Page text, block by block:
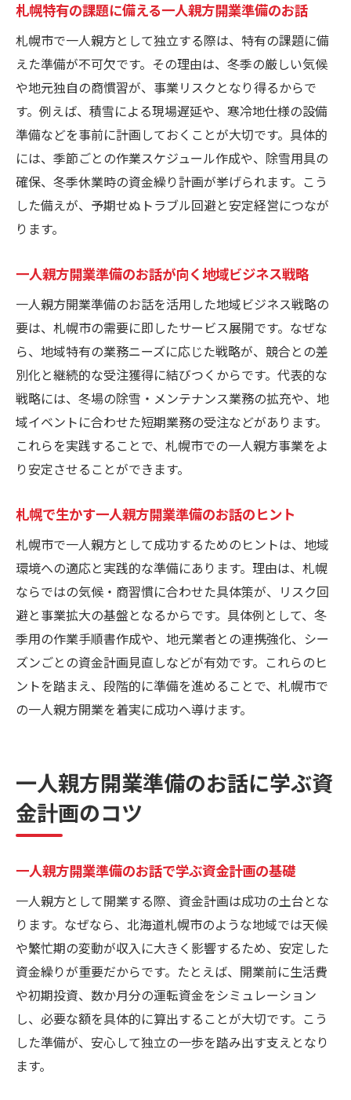
札幌特有の課題に備える一人親方開業準備のお話
札幌市で一人親方として独立する際は、特有の課題に備
えた準備が不可欠です。その理由は、冬季の厳しい気候
や地元独自の商慣習が、事業リスクとなり得るからで
す。例えば、積雪による現場遅延や、寒冷地仕様の設備
準備などを事前に計画しておくことが大切です。具体的
には、季節ごとの作業スケジュール作成や、除雪用具の
確保、冬季休業時の資金繰り計画が挙げられます。こう
した備えが、予期せぬトラブル回避と安定経営につなが
ります。
一人親方開業準備のお話が向く地域ビジネス戦略
一人親方開業準備のお話を活用した地域ビジネス戦略の
要は、札幌市の需要に即したサービス展開です。なぜな
ら、地域特有の業務ニーズに応じた戦略が、競合との差
別化と継続的な受注獲得に結びつくからです。代表的な
戦略には、冬場の除雪・メンテナンス業務の拡充や、地
域イベントに合わせた短期業務の受注などがあります。
これらを実践することで、札幌市での一人親方事業をよ
り安定させることができます。
札幌で生かす一人親方開業準備のお話のヒント
札幌市で一人親方として成功するためのヒントは、地域
環境への適応と実践的な準備にあります。理由は、札幌
ならではの気候・商習慣に合わせた具体策が、リスク回
避と事業拡大の基盤となるからです。具体例として、冬
季用の作業手順書作成や、地元業者との連携強化、シー
ズンごとの資金計画見直しなどが有効です。これらのヒ
ントを踏まえ、段階的に準備を進めることで、札幌市で
の一人親方開業を着実に成功へ導けます。
一人親方開業準備のお話に学ぶ資
金計画のコツ
一人親方開業準備のお話で学ぶ資金計画の基礎
一人親方として開業する際、資金計画は成功の土台とな
ります。なぜなら、北海道札幌市のような地域では天候
や繁忙期の変動が収入に大きく影響するため、安定した
資金繰りが重要だからです。たとえば、開業前に生活費
や初期投資、数か月分の運転資金をシミュレーション
し、必要な額を具体的に算出することが大切です。こう
した準備が、安心して独立の一歩を踏み出す支えとなり
ます。